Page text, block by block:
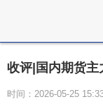
收评|国内期货主
时间：2026-05-25